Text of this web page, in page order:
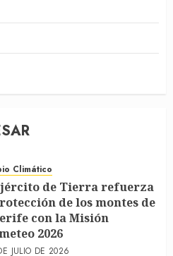
Climático
de Tierra refuerza
de los montes de
con la Misión
2026
JULIO DE 2026